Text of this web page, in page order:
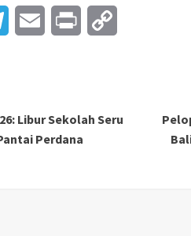
TelegramEmail Print
Libur Sekolah Seru
Perdana